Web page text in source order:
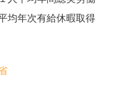
均年次有給休暇取得